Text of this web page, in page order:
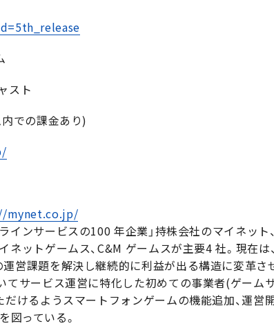
スト
での課金あり)
mynet.co.jp/
インサービスの100 年企業」持株会社のマイネッ
ネットゲームス、C&M ゲームスが主要4 社。現在
営課題を解決し継続的に利益が出る構造に変革さ
てサービス運営に特化した初めての事業者(ゲーム
だけるようスマートフォンゲームの機能追加、運営
図っている。